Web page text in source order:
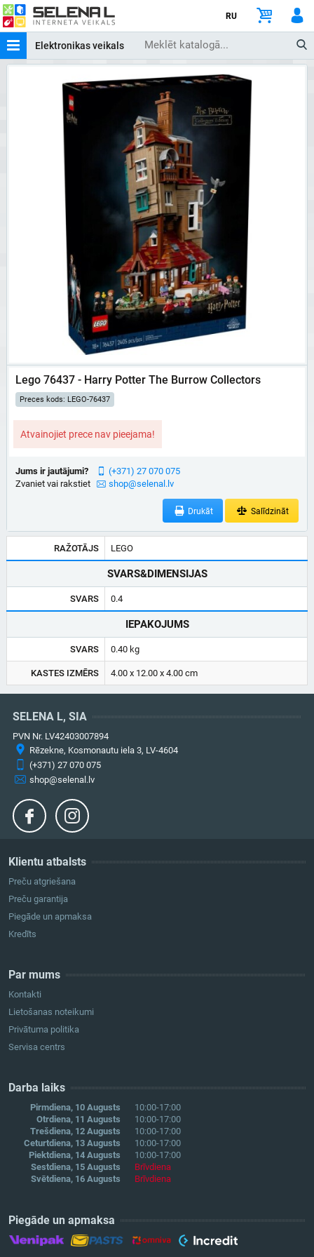
RU
Elektronikas veikals
Lego 76437 - Harry Potter The Burrow Collectors
Preces kods: LEGO-76437
Atvainojiet prece nav pieejama!
Jums ir jautājumi?
Zvaniet vai rakstiet
(+371) 27 070 075
shop@selenal.lv
Drukāt Salīdzināt
RAŽOTĀJS LEGO
SVARS&DIMENSIJAS
SVARS 0.4
IEPAKOJUMS
SVARS 0.40 kg
KASTES IZMĒRS 4.00 x 12.00 x 4.00 cm
Klientu atbalsts
Preču atgriešana
Preču garantija
Piegāde un apmaksa
Kredīts
Par mums
Kontakti
Lietošanas noteikumi
Privātuma politika
Servisa centrs
Darba laiks
Pirmdiena, 10 Augusts
10:00-17:00
Otrdiena, 11 Augusts
10:00-17:00
Trešdiena, 12 Augusts
10:00-17:00
Ceturtdiena, 13 Augusts
10:00-17:00
Piektdiena, 14 Augusts
10:00-17:00
Sestdiena, 15 Augusts
Brīvdiena
Svētdiena, 16 Augusts
Brīvdiena
Piegāde un apmaksa
SELENA L, SIA
PVN Nr. LV42403007894
Rēzekne, Kosmonautu iela 3, LV-4604
(+371) 27 070 075
shop@selenal.lv